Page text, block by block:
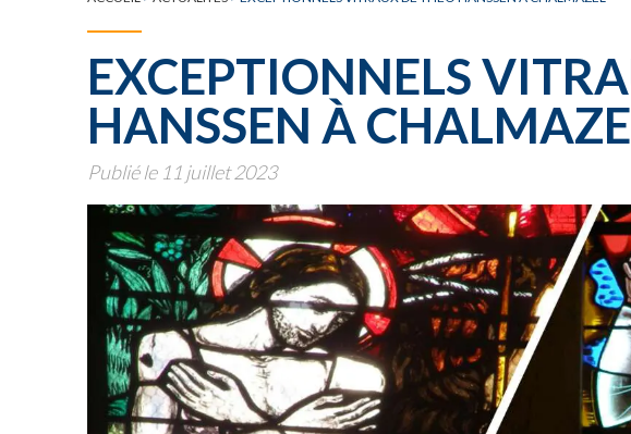
EXCEPTIONNELS
HANSSEN À
Publié le 11 juillet 2023